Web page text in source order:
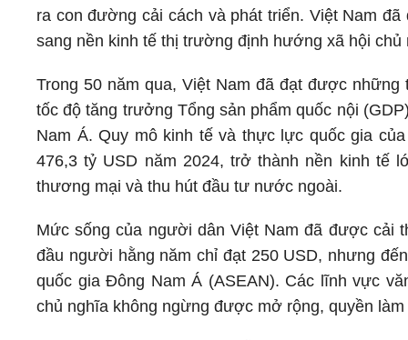
ra con đường cải cách và phát triển. Việt Nam
sang nền kinh tế thị trường định hướng xã hội
Trong 50 năm qua, Việt Nam đã đạt được
tốc độ tăng trưởng Tổng sản phẩm quốc nội
Nam Á. Quy mô kinh tế và thực lực quốc gia
476,3 tỷ USD năm 2024, trở thành nền kinh tế
thương mại và thu hút đầu tư nước ngoài.
Mức sống của người dân Việt Nam đã được cải
đầu người hằng năm chỉ đạt 250 USD, nhưng
quốc gia Đông Nam Á (ASEAN). Các lĩnh vực
chủ nghĩa không ngừng được mở rộng, quyền